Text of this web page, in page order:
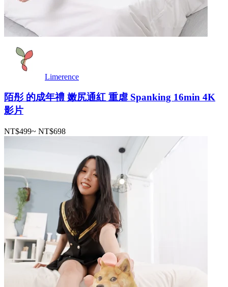
Limerence
陌彤 的成年禮 嫩尻通紅 重虐 Spanking 16min 4K
影片
NT$499~ NT$698